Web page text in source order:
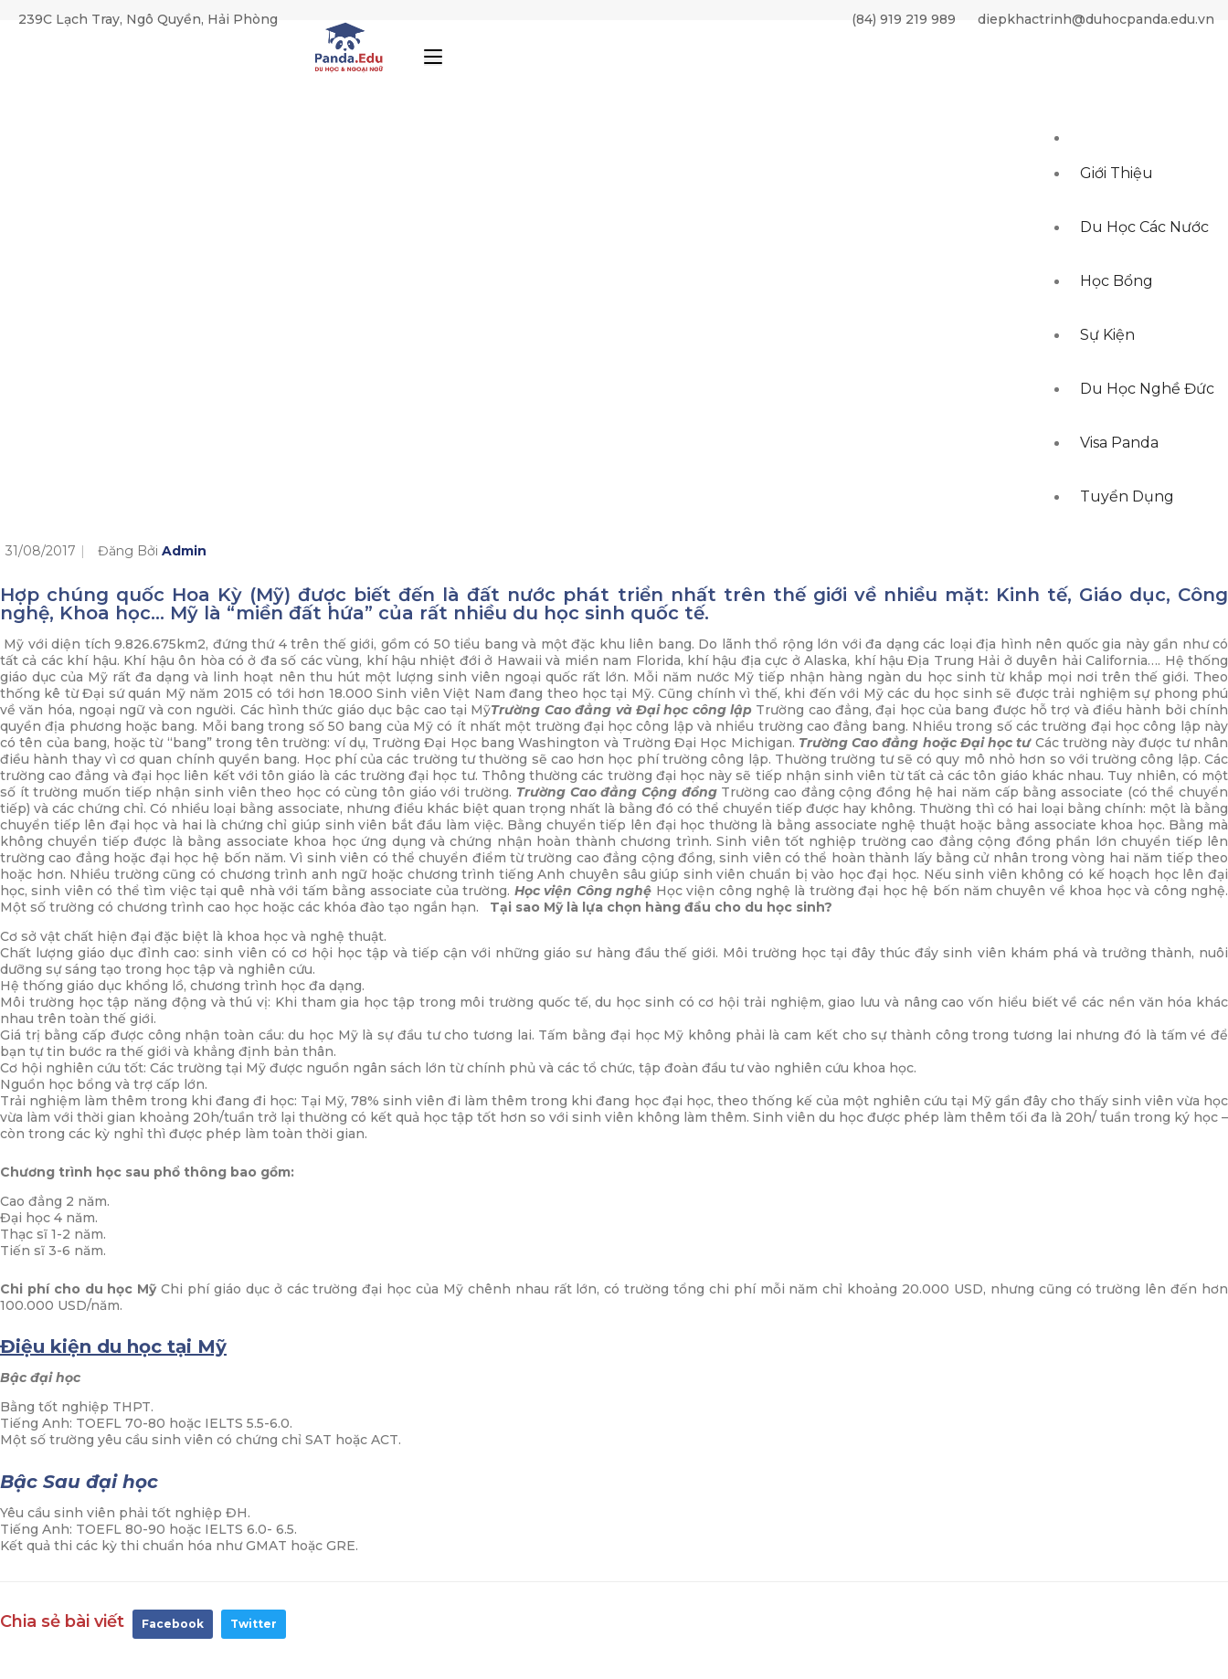
239C Lạch Tray, Ngô Quyền, Hải Phòng (84) 919 219 989 diepkhactrinh@duhocpanda.edu.vn
Giới Thiệu
Du Học Các Nước
Học Bổng
Sự Kiện
Du Học Nghề Đức
Visa Panda
Tuyển Dụng
31/08/2017 Đăng Bởi Admin
Hợp chúng quốc Hoa Kỳ (Mỹ) được biết đến là đất nước phát triển nhất trên thế giới về nhiều mặt: Kinh tế, Giáo dục, Công
nghệ, Khoa học… Mỹ là “miền đất hứa” của rất nhiều du học sinh quốc tế.
Mỹ với diện tích 9.826.675km2, đứng thứ 4 trên thế giới, gồm có 50 tiểu bang và một đặc khu liên bang. Do lãnh thổ rộng lớn với đa dạng các loại địa hình nên quốc gia này gần như có
tất cả các khí hậu. Khí hậu ôn hòa có ở đa số các vùng, khí hậu nhiệt đới ở Hawaii và miền nam Florida, khí hậu địa cực ở Alaska, khí hậu Địa Trung Hải ở duyên hải California…. Hệ thống
giáo dục của Mỹ rất đa dạng và linh hoạt nên thu hút một lượng sinh viên ngoại quốc rất lớn. Mỗi năm nước Mỹ tiếp nhận hàng ngàn du học sinh từ khắp mọi nơi trên thế giới. Theo
thống kê từ Đại sứ quán Mỹ năm 2015 có tới hơn 18.000 Sinh viên Việt Nam đang theo học tại Mỹ. Cũng chính vì thế, khi đến với Mỹ các du học sinh sẽ được trải nghiệm sự phong phú
về văn hóa, ngoại ngữ và con người. Các hình thức giáo dục bậc cao tại MỹTrường Cao đẳng và Đại học công lậpTrường cao đẳng, đại học của bang được hỗ trợ và điều hành bởi chính
quyền địa phương hoặc bang. Mỗi bang trong số 50 bang của Mỹ có ít nhất một trường đại học công lập và nhiều trường cao đẳng bang. Nhiều trong số các trường đại học công lập này
có tên của bang, hoặc từ “bang” trong tên trường: ví dụ, Trường Đại Học bang Washington và Trường Đại Học Michigan. Trường Cao đẳng hoặc Đại học tưCác trường này được tư nhân
điều hành thay vì cơ quan chính quyền bang. Học phí của các trường tư thường sẽ cao hơn học phí trường công lập. Thường trường tư sẽ có quy mô nhỏ hơn so với trường công lập. Các
trường cao đẳng và đại học liên kết với tôn giáo là các trường đại học tư. Thông thường các trường đại học này sẽ tiếp nhận sinh viên từ tất cả các tôn giáo khác nhau. Tuy nhiên, có một
số ít trường muốn tiếp nhận sinh viên theo học có cùng tôn giáo với trường. Trường Cao đẳng Cộng đồngTrường cao đẳng cộng đồng hệ hai năm cấp bằng associate (có thể chuyển
tiếp) và các chứng chỉ. Có nhiều loại bằng associate, nhưng điều khác biệt quan trọng nhất là bằng đó có thể chuyển tiếp được hay không. Thường thì có hai loại bằng chính: một là bằng
chuyển tiếp lên đại học và hai là chứng chỉ giúp sinh viên bắt đầu làm việc. Bằng chuyển tiếp lên đại học thường là bằng associate nghệ thuật hoặc bằng associate khoa học. Bằng mà
không chuyển tiếp được là bằng associate khoa học ứng dụng và chứng nhận hoàn thành chương trình. Sinh viên tốt nghiệp trường cao đẳng cộng đồng phần lớn chuyển tiếp lên
trường cao đẳng hoặc đại học hệ bốn năm. Vì sinh viên có thể chuyển điểm từ trường cao đẳng cộng đồng, sinh viên có thể hoàn thành lấy bằng cử nhân trong vòng hai năm tiếp theo
hoặc hơn. Nhiều trường cũng có chương trình anh ngữ hoặc chương trình tiếng Anh chuyên sâu giúp sinh viên chuẩn bị vào học đại học. Nếu sinh viên không có kế hoạch học lên đại
học, sinh viên có thể tìm việc tại quê nhà với tấm bằng associate của trường. Học viện Công nghệ Học viện công nghệ là trường đại học hệ bốn năm chuyên về khoa học và công nghệ.
Một số trường có chương trình cao học hoặc các khóa đào tạo ngắn hạn.
Tại sao Mỹ là lựa chọn hàng đầu cho du học sinh?
Cơ sở vật chất hiện đại đặc biệt là khoa học và nghệ thuật.
Chất lượng giáo dục đỉnh cao: sinh viên có cơ hội học tập và tiếp cận với những giáo sư hàng đầu thế giới. Môi trường học tại đây thúc đẩy sinh viên khám phá và trưởng thành, nuôi
dưỡng sự sáng tạo trong học tập và nghiên cứu.
Hệ thống giáo dục khổng lồ, chương trình học đa dạng.
Môi trường học tập năng động và thú vị: Khi tham gia học tập trong môi trường quốc tế, du học sinh có cơ hội trải nghiệm, giao lưu và nâng cao vốn hiểu biết về các nền văn hóa khác
nhau trên toàn thế giới.
Giá trị bằng cấp được công nhận toàn cầu: du học Mỹ là sự đầu tư cho tương lai. Tấm bằng đại học Mỹ không phải là cam kết cho sự thành công trong tương lai nhưng đó là tấm vé để
bạn tự tin bước ra thế giới và khẳng định bản thân.
Cơ hội nghiên cứu tốt: Các trường tại Mỹ được nguồn ngân sách lớn từ chính phủ và các tổ chức, tập đoàn đầu tư vào nghiên cứu khoa học.
Nguồn học bổng và trợ cấp lớn.
Trải nghiệm làm thêm trong khi đang đi học: Tại Mỹ, 78% sinh viên đi làm thêm trong khi đang học đại học, theo thống kế của một nghiên cứu tại Mỹ gần đây cho thấy sinh viên vừa học
vừa làm với thời gian khoảng 20h/tuần trở lại thường có kết quả học tập tốt hơn so với sinh viên không làm thêm. Sinh viên du học được phép làm thêm tối đa là 20h/ tuần trong ký học –
còn trong các kỳ nghỉ thì được phép làm toàn thời gian.
Chương trình học sau phổ thông bao gồm:
Cao đẳng 2 năm.
Đại học 4 năm.
Thạc sĩ 1-2 năm.
Tiến sĩ 3-6 năm.
Chi phí cho du học MỹChi phí giáo dục ở các trường đại học của Mỹ chênh nhau rất lớn, có trường tổng chi phí mỗi năm chỉ khoảng 20.000 USD, nhưng cũng có trường lên đến hơn
100.000 USD/năm.
Điệu kiện du học tại Mỹ
Bậc đại học
Bằng tốt nghiệp THPT.
Tiếng Anh: TOEFL 70-80 hoặc IELTS 5.5-6.0.
Một số trường yêu cầu sinh viên có chứng chỉ SAT hoặc ACT.
Bậc Sau đại học
Yêu cầu sinh viên phải tốt nghiệp ĐH.
Tiếng Anh: TOEFL 80-90 hoặc IELTS 6.0- 6.5.
Kết quả thi các kỳ thi chuẩn hóa như GMAT hoặc GRE.
Chia sẻ bài viết Facebook Twitter